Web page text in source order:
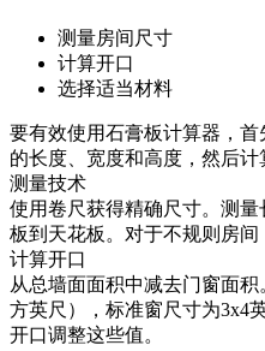
测量房间尺寸
计算开口
选择适当材料
要有效使用石膏板计算器，
的长度、宽度和高度，然后计
测量技术
使用卷尺获得精确尺寸。测
板到天花板。对于不规则房间
计算开口
从总墙面面积中减去门窗面
方英尺），标准窗尺寸为3x4
开口调整这些值。